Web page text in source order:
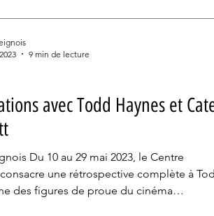
avec Todd Haynes et
le Centre
une rétrospective complète à
des figures de proue du cinéma
9 min de lecture